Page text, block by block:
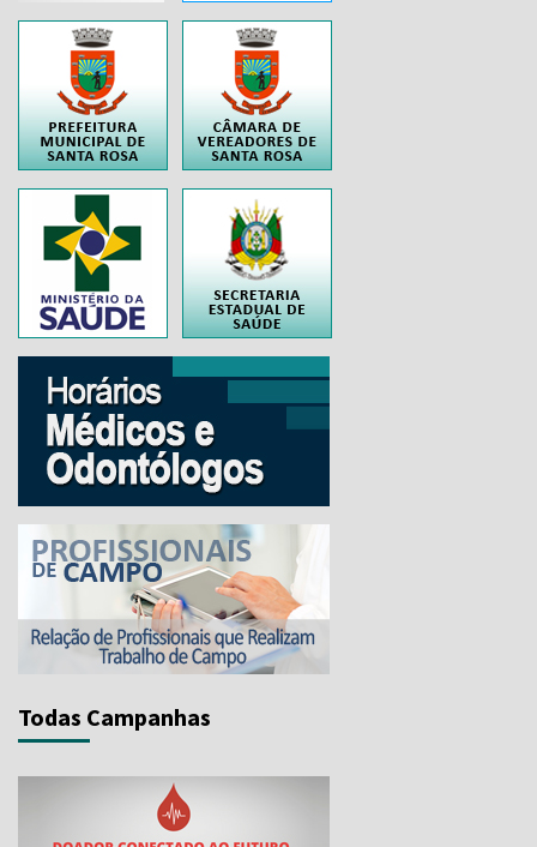
Todas Campanhas